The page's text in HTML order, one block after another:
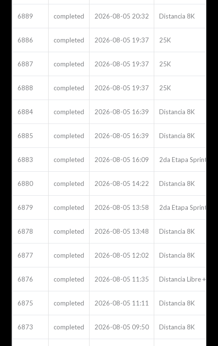
6889 completed 2026-08-05 20:32 Distancia 8K
6886 completed 2026-08-05 19:37 25K
6887 completed 2026-08-05 19:37 25K
6888 completed 2026-08-05 19:37 25K
6884 completed 2026-08-05 16:39 Distancia 8K
6885 completed 2026-08-05 16:39 Distancia 8K
6883 completed 2026-08-05 16:09 2da Etapa Sprint
6880 completed 2026-08-05 14:22 Distancia 8K
6879 completed 2026-08-05 13:58 2da Etapa Sprint
6878 completed 2026-08-05 13:48 Distancia 8K
6877 completed 2026-08-05 12:02 Distancia 8K
6876 completed 2026-08-05 11:35 Distancia Libre +
6875 completed 2026-08-05 11:11 Distancia 8K
6873 completed 2026-08-05 09:50 Distancia 8K